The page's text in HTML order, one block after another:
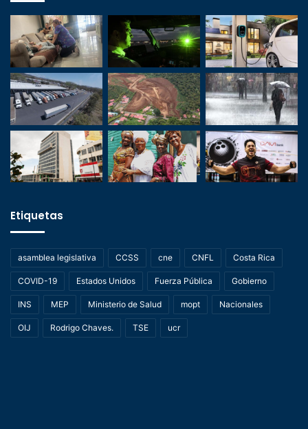
Etiquetas
asamblea legislativa CCSS cne CNFL Costa Rica
COVID-19 Estados Unidos Fuerza Pública Gobierno
INS MEP Ministerio de Salud mopt Nacionales
OIJ Rodrigo Chaves. TSE ucr